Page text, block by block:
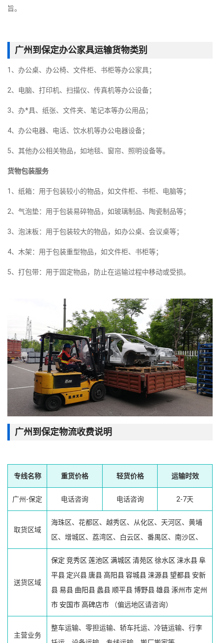
旨。
广州到保定办公家具运输货物类别
1、办公桌、办公椅、文件柜、书柜等办公家具；
2、电脑、打印机、扫描仪、传真机等办公设备；
3、办*具、纸张、文件夹、笔记本等办公用品；
4、办公电器、电话、饮水机等办公电器设备；
5、其他办公相关物品，如地毯、窗帘、照明设备等。
货物包装服务
1、纸箱：用于包装较小的物品，如文件柜、书柜、电脑等；
2、气泡垫：用于包装易碎物品，如玻璃制品、陶瓷制品等；
3、泡沫板：用于包装较大的物品，如办公桌、会议桌等；
4、木架：用于包装重型物品，如文件柜、书柜等；
5、打包带：用于固定物品，防止在运输过程中移动或受损。
广州到保定物流收费说明
专线名称 重货价格 轻货价格 运输时效
广州-保定 电话咨询 电话咨询 2-7天
取货区域
海珠区、花都区、越秀区、从化区、天河区、黄埔
区、增城区、荔湾区、白云区、番禺区、南沙区、
送货区域
保定 竞秀区 莲池区 满城区 清苑区 徐水区 涞水县阜
平县 定兴县 唐县高阳县容城县涞源县望都县 安新
县易县 曲阳县 蠡县 顺平县博野县雄县涿州市 定州
市 安国市高碑店市 （偏远地区请咨询）
主营业务
整车运输、零担运输、轿车托运、冷链运输、行李